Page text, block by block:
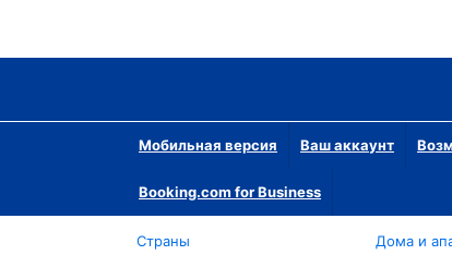
Мобильная версия Ваш аккаунт
Booking.com for Business
Страны
Дома и